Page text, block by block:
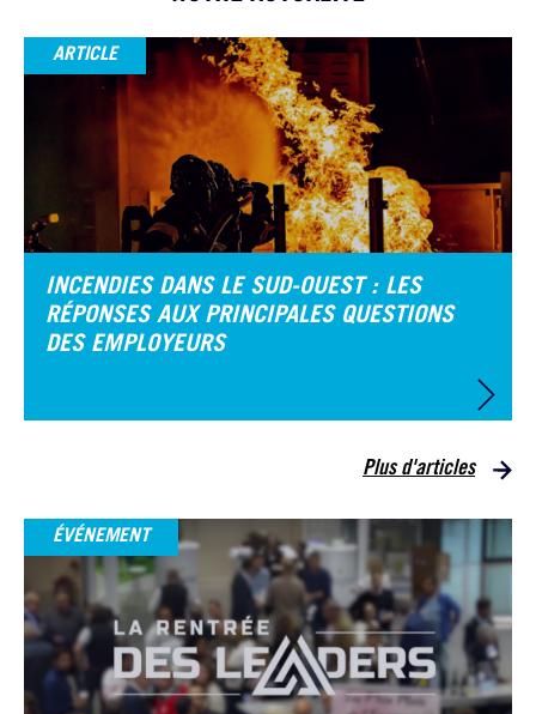
ARTICLE
INCENDIES DANS LE SUD-OUEST : LES
RÉPONSES AUX PRINCIPALES QUESTIONS
DES EMPLOYEURS
Plus d'articles
ÉVÉNEMENT